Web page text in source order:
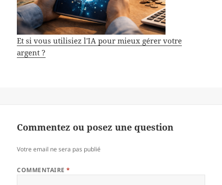
Et si vous utilisiez l'IA pour mieux gérer votre
argent ?
Commentez ou posez une question
Votre email ne sera pas publié
COMMENTAIRE*